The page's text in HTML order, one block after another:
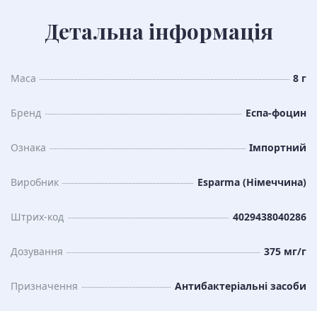
Детальна інформація
Маса 8 г
Бренд Еспа-фоцин
Ознака Імпортний
Виробник Esparma (Німеччина)
Штрих-код 4029438040286
Дозування 375 мг/г
Призначення Антибактеріальні засоби